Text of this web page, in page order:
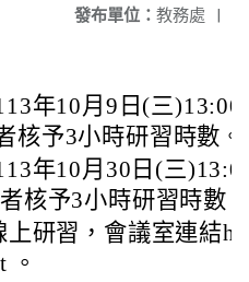
發布單位： 教務處 |
年10月9日(三
核予3小時研習時數。
年10月30日(三
核予3小時研習時數
研習，會議室連結
。